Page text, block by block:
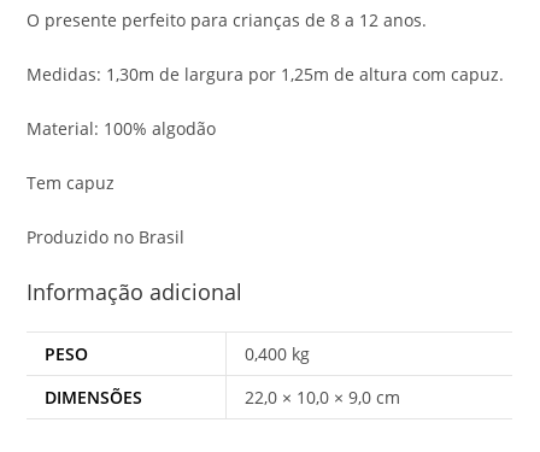
O presente perfeito para crianças de 8 a 12 anos.
Medidas: 1,30m de largura por 1,25m de altura com capuz.
Material: 100% algodão
Tem capuz
Produzido no Brasil
Informação adicional
PESO
0,400 kg
DIMENSÕES
22,0 × 10,0 × 9,0 cm